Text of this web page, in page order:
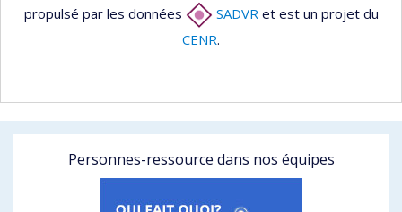
propulsé par les données
SADVR et est un projet du
CENR.
Personnes-ressource dans nos équipes